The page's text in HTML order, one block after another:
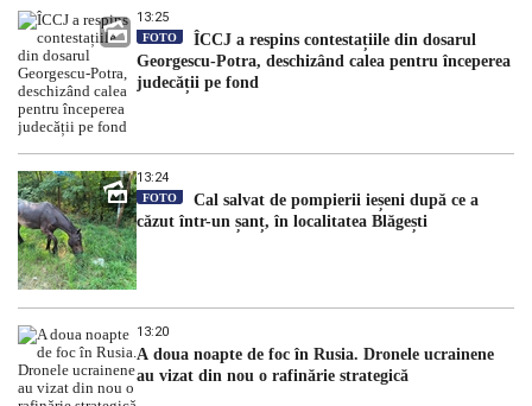
13:25
FOTO
ÎCCJ a respins contestațiile din dosarul
Georgescu-Potra, deschizând calea pentru începerea
judecății pe fond
13:24
FOTO
Cal salvat de pompierii ieșeni după ce a
căzut într-un șanț, în localitatea Blăgești
13:20
A doua noapte de foc în Rusia. Dronele ucrainene
au vizat din nou o rafinărie strategică